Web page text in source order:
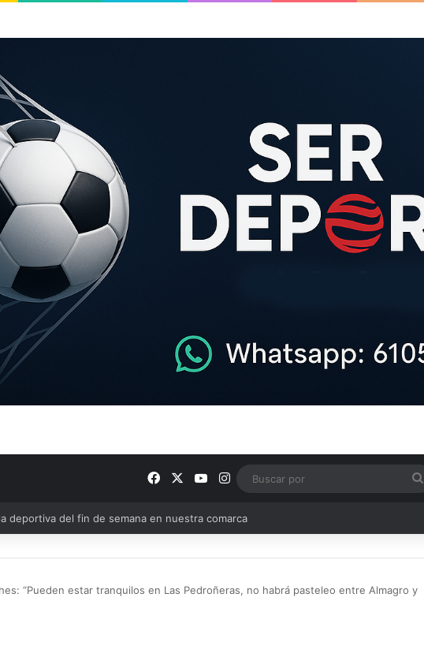
FacebookYouTube
Instagram
el calendario de Tercera RFEF
“Pueden estar tranquilos en Las Pedroñeras, no habrá pasteleo entre Almagro y